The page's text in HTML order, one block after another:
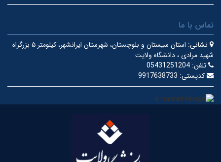
تماس با ما
نشانی:
استان سیستان و بلوچستان، شهرستان ایرانشهر، کیلومتر ۵ بزرگراه
شهید مرادی ، دانشگاه ولایت
تلفن: 05431251204
کدپستی: 9917638733